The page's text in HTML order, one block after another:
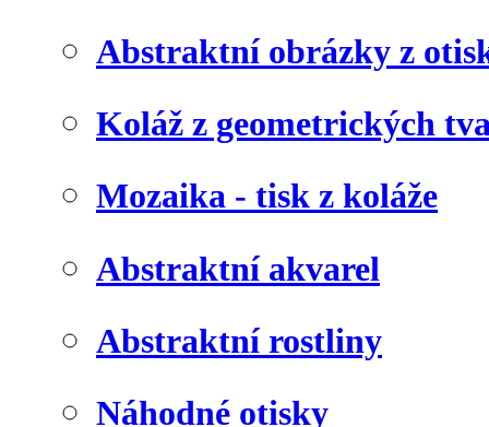
Abstraktní obrázky z
Koláž z geometrických
Mozaika - tisk z koláže
Abstraktní akvarel
Abstraktní rostliny
Náhodné otisky